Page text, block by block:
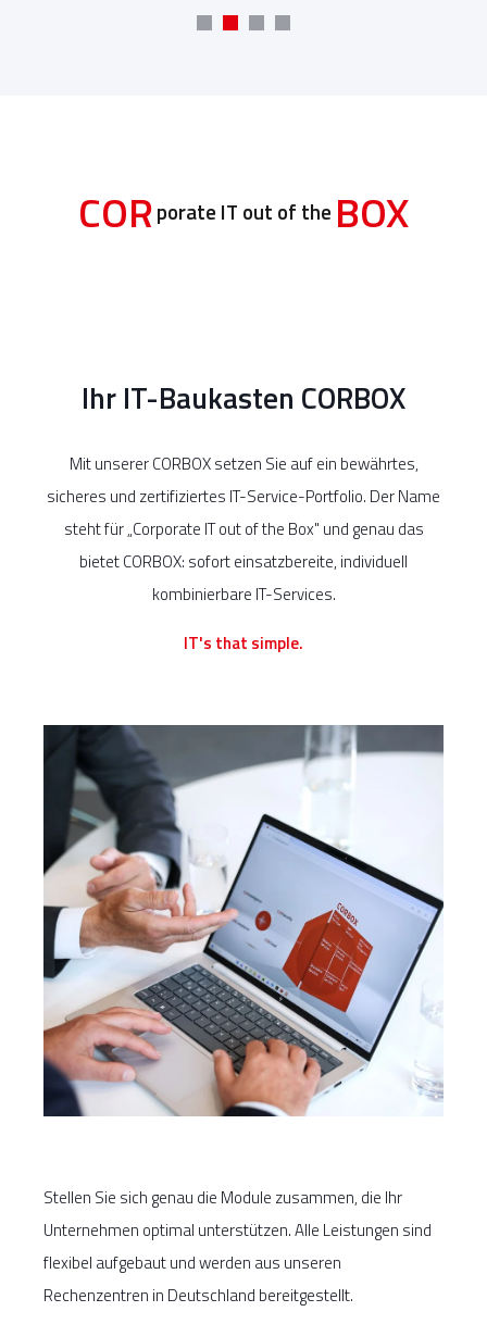
CORporate IT out of the BOX
Ihr IT-Baukasten CORBOX
Mit unserer CORBOX setzen Sie auf ein bewährtes,
sicheres und zertifiziertes IT-Service-Portfolio. Der Name
steht für „Corporate IT out of the Box" und genau das
bietet CORBOX: sofort einsatzbereite, individuell
kombinierbare IT-Services.
IT's that simple.
Stellen Sie sich genau die Module zusammen, die Ihr
Unternehmen optimal unterstützen. Alle Leistungen sind
flexibel aufgebaut und werden aus unseren
Rechenzentren in Deutschland bereitgestellt.